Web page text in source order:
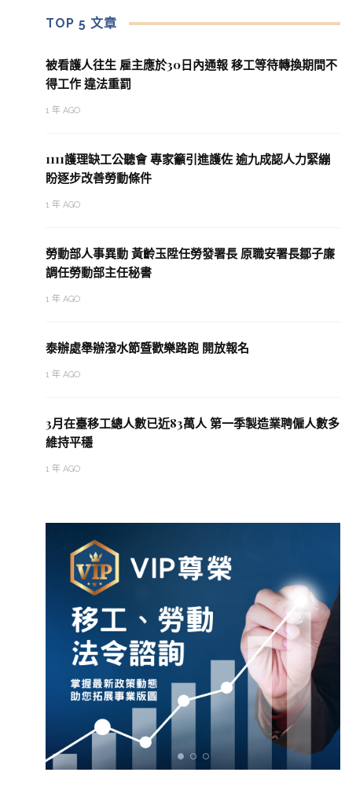
TOP 5 文章
被看護人往生 雇主應於30日內通報 移工等待轉換期間不
得工作 違法重罰
1 年 AGO
1111護理缺工公聽會 專家籲引進護佐 逾九成認人力緊繃
盼逐步改善勞動條件
1 年 AGO
勞動部人事異動 黃齡玉陞任勞發署長 原職安署長鄒子廉
調任勞動部主任秘書
1 年 AGO
泰辦處舉辦潑水節暨歡樂路跑 開放報名
1 年 AGO
3月在臺移工總人數已近83萬人 第一季製造業聘僱人數多
維持平穩
1 年 AGO